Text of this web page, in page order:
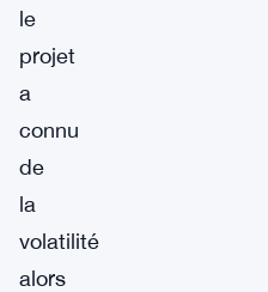
le
projet
a
connu
de
la
volatilité
alors